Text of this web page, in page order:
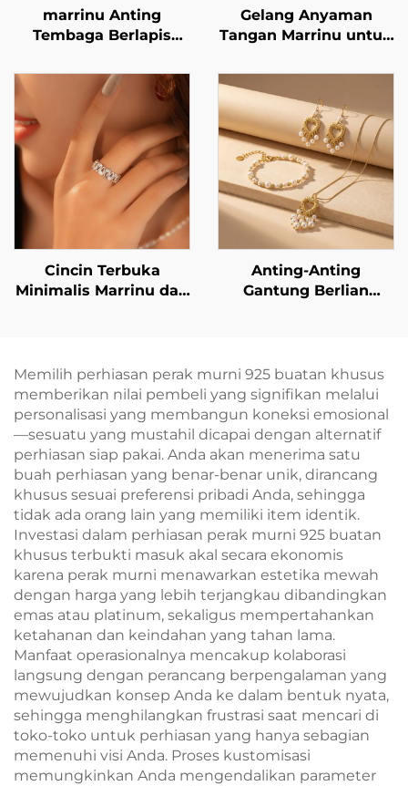
marrinu Anting
Tembaga Berlapis
Kilau
Gelang Anyaman
Tangan Marrinu untuk
Cincin Terbuka
Minimalis Marrinu dari
Anting-Anting
Gantung Berlian
Tahan Karat Berlapis
Emas 18K Marrinu —
Ringan dan Elegan
Memilih perhiasan perak murni 925 buatan khusus
memberikan nilai pembeli yang signifikan melalui
personalisasi yang membangun koneksi emosional
—sesuatu yang mustahil dicapai dengan alternatif
perhiasan siap pakai. Anda akan menerima satu
buah perhiasan yang benar-benar unik, dirancang
khusus sesuai preferensi pribadi Anda, sehingga
tidak ada orang lain yang memiliki item identik.
Investasi dalam perhiasan perak murni 925 buatan
khusus terbukti masuk akal secara ekonomis
karena perak murni menawarkan estetika mewah
dengan harga yang lebih terjangkau dibandingkan
emas atau platinum, sekaligus mempertahankan
ketahanan dan keindahan yang tahan lama.
Manfaat operasionalnya mencakup kolaborasi
langsung dengan perancang berpengalaman yang
mewujudkan konsep Anda ke dalam bentuk nyata,
sehingga menghilangkan frustrasi saat mencari di
toko-toko untuk perhiasan yang hanya sebagian
memenuhi visi Anda. Proses kustomisasi
memungkinkan Anda mengendalikan parameter